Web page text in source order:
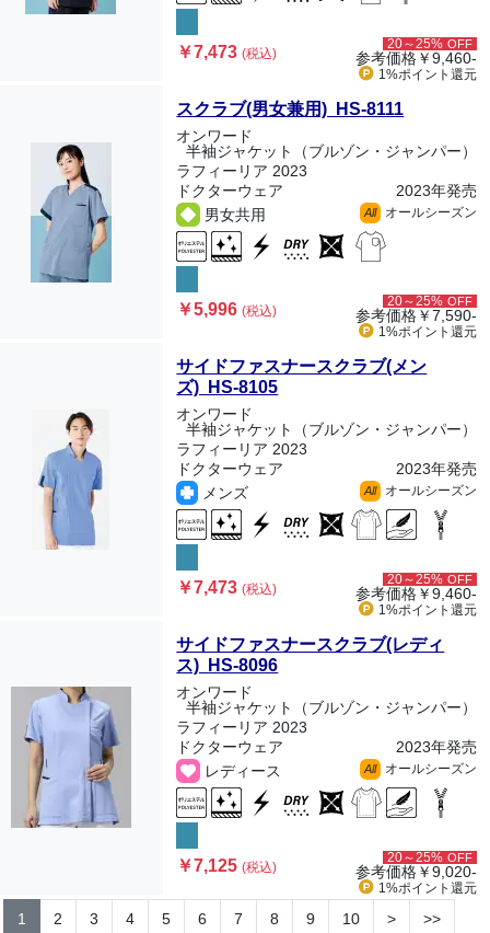
￥7,473(税込)
20～25% OFF
参考価格￥9,460-
1%ポイント 還元
スクラブ(男女兼用) HS-8111
オンワード
半袖ジャケット（ブルゾン・ジャンパー）
ラフィーリア 2023
ドクターウェア
2023年発売
男女共用
All オールシーズン
￥5,996(税込)
20～25% OFF
参考価格￥7,590-
1%ポイント 還元
サイドファスナースクラブ(メン
ズ) HS-8105
オンワード
半袖ジャケット（ブルゾン・ジャンパー）
ラフィーリア 2023
ドクターウェア
2023年発売
メンズ
All オールシーズン
￥7,473(税込)
20～25% OFF
参考価格￥9,460-
1%ポイント 還元
サイドファスナースクラブ(レディ
ス) HS-8096
オンワード
半袖ジャケット（ブルゾン・ジャンパー）
ラフィーリア 2023
ドクターウェア
2023年発売
レディース
All オールシーズン
￥7,125(税込)
20～25% OFF
参考価格￥9,020-
1%ポイント 還元
1 2 3 4 5 6 7 8 9 10 > >>